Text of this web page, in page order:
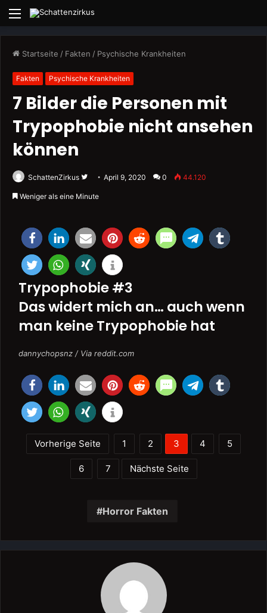
Menü
Startseite / Fakten / Psychische Krankheiten
Fakten Psychische Krankheiten
7 Bilder die Personen mit
Trypophobie nicht ansehen
können
SchattenZirkus
FolgeApril 9, 2020 0 44.120
Weniger als eine Minute
Trypophobie #3
Das widert mich an… auch wenn
man keine Trypophobie hat
dannychopsnz / Via reddit.com
Vorherige Seite 1 2 3 4 5
6 7 Nächste Seite
Horror Fakten